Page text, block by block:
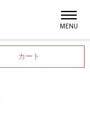
カート